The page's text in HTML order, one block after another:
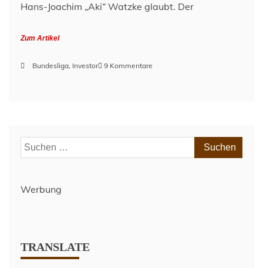
Hans-Joachim „Aki“ Watzke glaubt. Der
Zum Artikel
Bundesliga, Investor 9 Kommentare
und
Milliarden!“
Suchen
nach:
Werbung
TRANSLATE